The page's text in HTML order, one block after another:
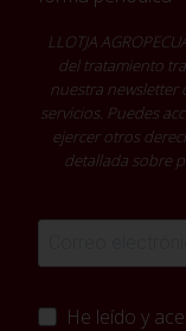
LLOTJA
del tratamiento
nuestra newsletter
servicios. Puedes
ejercer otros
detallada sobre
He leído y